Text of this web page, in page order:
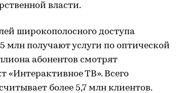
власти.
широкополосного доступа
млн получают услуги по оптической
абонентов смотрят
«Интерактивное ТВ». Всего
более 5,7 млн клиентов.